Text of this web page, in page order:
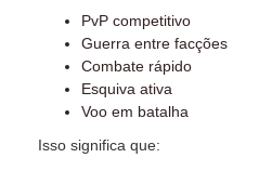
PvP competitivo
Guerra entre facções
Combate rápido
Esquiva ativa
Voo em batalha
Isso significa que: